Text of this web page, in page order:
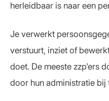
herleidbaar is naar een
Je verwerkt
verstuurt, inziet of
doet. De meeste zzp'ers
door hun administratie bij